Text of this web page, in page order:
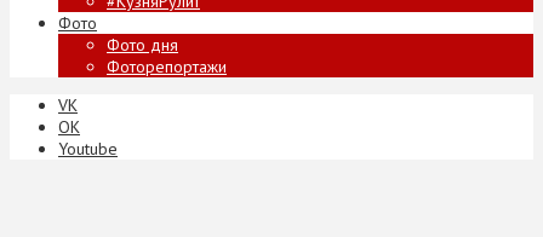
Фото
Фото дня
Фоторепортажи
VK
ОК
Youtube